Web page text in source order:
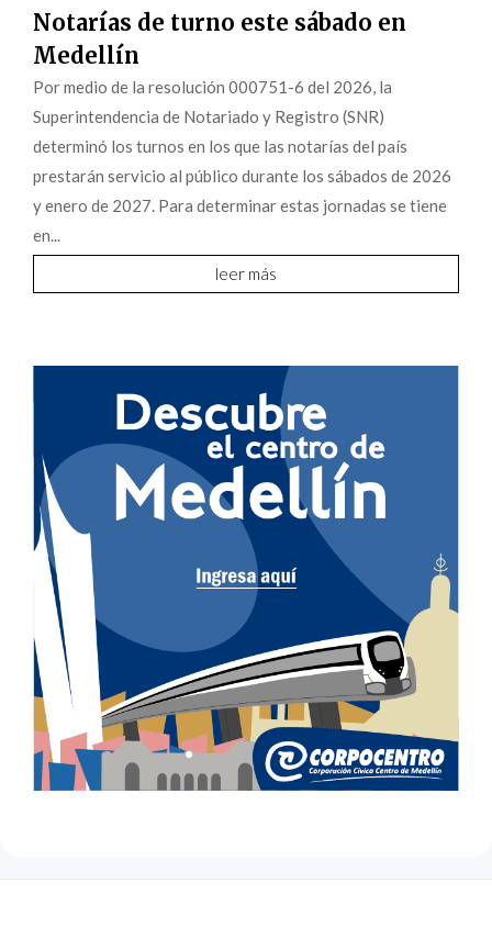
Notarías de turno este sábado en
Medellín
Por medio de la resolución 000751-6 del 2026, la
Superintendencia de Notariado y Registro (SNR)
determinó los turnos en los que las notarías del país
prestarán servicio al público durante los sábados de 2026
y enero de 2027. Para determinar estas jornadas se tiene
en...
leer más